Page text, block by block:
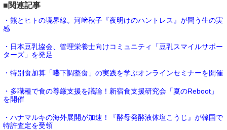
■関連記事
・熊とヒトの境界線。河﨑秋子『夜明けのハントレス』が問う生の実
感
・日本豆乳協会、管理栄養士向けコミュニティ「豆乳スマイルサポー
ターズ」を発足
・特別食加算「嚥下調整食」の実践を学ぶオンラインセミナーを開催
・多職種で食の尊厳支援を議論！新宿食支援研究会「夏のReboot」
を開催
・ハナマルキの海外展開が加速！『酵母発酵液体塩こうじ』が韓国で
特許査定を受領